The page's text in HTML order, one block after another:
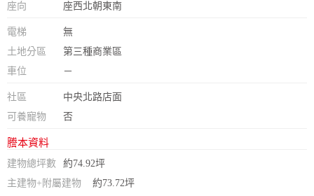
座向
座西北朝東南
電梯
無
土地分區
第三種商業區
車位
－
社區
中央北路店面
可養寵物
否
謄本資料
建物總坪數
約74.92坪
主建物+附屬建物
約73.72坪